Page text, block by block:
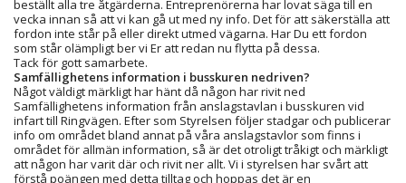
beställt alla tre åtgärderna. Entreprenörerna har lovat säga till en
vecka innan så att vi kan gå ut med ny info. Det för att säkerställa att
fordon inte står på eller direkt utmed vägarna. Har Du ett fordon
som står olämpligt ber vi Er att redan nu flytta på dessa.
Tack för gott samarbete.
Samfällighetens information i busskuren nedriven?
Något väldigt märkligt har hänt då någon har rivit ned
Samfällighetens information från anslagstavlan i busskuren vid
infart till Ringvägen. Efter som Styrelsen följer stadgar och publicerar
info om området bland annat på våra anslagstavlor som finns i
området för allmän information, så är det otroligt tråkigt och märkligt
att någon har varit där och rivit ner allt. Vi i styrelsen har svårt att
förstå poängen med detta tilltag och hoppas det är en